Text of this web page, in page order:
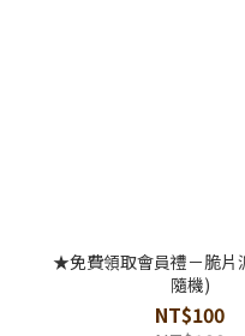
★免費領取會員禮－脆片
隨機)
NT$100